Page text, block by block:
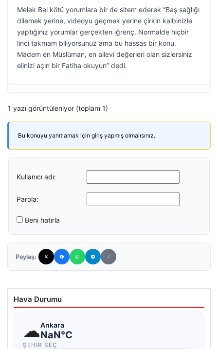
Melek Bal kötü yorumlara bir de sitem ederek “Baş sağlığı
dilemek yerine, videoyu geçmek yerine çirkin kalbinizle
yaptığınız yorumlar gerçekten iğrenç. Normalde hiçbir
linci takmam biliyorsunuz ama bu hassas bir konu.
Madem en Müslüman, en ailevi değerleri olan sizlersiniz
elinizi açın bir Fatiha okuyun” dedi.
1 yazı görüntüleniyor (toplam 1)
Bu konuyu yanıtlamak için giriş yapmış olmalısınız.
Kullanıcı adı:
Parola:
Beni hatırla
Paylaş:
Hava Durumu
☁Ankara
NaN°C
ŞEHIR SEÇ